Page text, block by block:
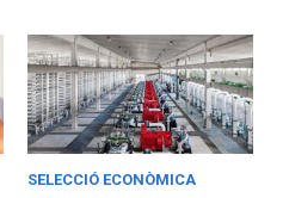
SELECCIÓ ECONÒMICA